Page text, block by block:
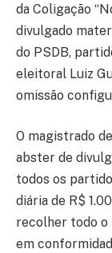
da Coligação
divulgado
do PSDB,
eleitoral Luiz
omissão
O magistrado
abster de
todos os
diária de R$
recolher todo o
em